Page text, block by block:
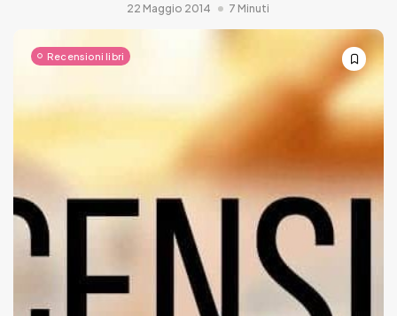
22 Maggio 2014 7 Minuti
Recensioni libri